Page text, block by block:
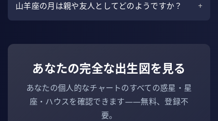
山羊座の月は親や友人としてどのようですか？ +
あなたの完全な出生図を見る
あなたの個人的なチャートのすべての惑星・星
座・ハウスを確認できます——無料、登録不
要。